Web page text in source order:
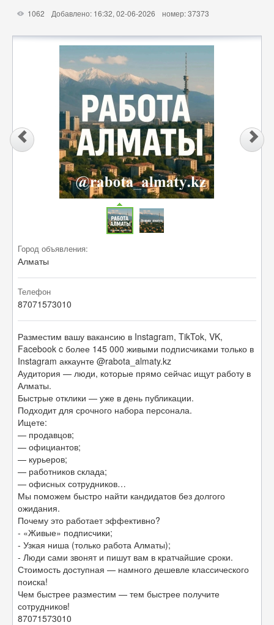
X 1062 Добавлено: 16:32, 02-06-2026 номер: 37373
Ô ×
Город объявления:
Алматы
Телефон
87071573010
Разместим вашу вакансию в Instagram, TikTok, VK,
Facebook c более 145 000 живыми подписчиками только в
Instagram аккаунте @rabota_almaty.kz
Аудитория — люди, которые прямо сейчас ищут работу в
Алматы.
Быстрые отклики — уже в день публикации.
Подходит для срочного набора персонала.
Ищете:
— продавцов;
— официантов;
— курьеров;
— работников склада;
— офисных сотрудников…
Мы поможем быстро найти кандидатов без долгого
ожидания.
Почему это работает эффективно?
- «Живые» подписчики;
- Узкая ниша (только работа Алматы);
- Люди сами звонят и пишут вам в кратчайшие сроки.
Стоимость доступная — намного дешевле классического
поиска!
Чем быстрее разместим — тем быстрее получите
сотрудников!
87071573010